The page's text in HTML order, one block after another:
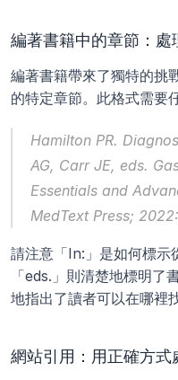
編著書籍中的章節：處
編著書籍帶來了獨特的挑
的特定章節。此格式需要
Hamilton PR.
AG, Carr JE, eds.
Essentials and
MedText Press;
請注意「In:」是如何標示
「eds.」則清楚地標明了
地指出了讀者可以在哪裡
網站引用：用正確方式